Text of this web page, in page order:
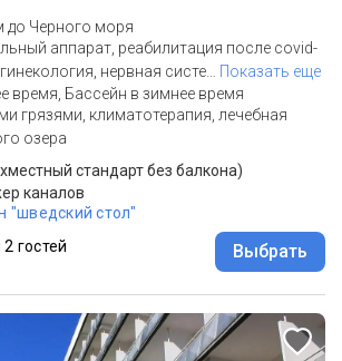
до Черного моря
аппарат, реабилитация после covid-
нервная систе… Показать еще
время, Бассейн в зимнее время
грязями, климатотерапия, лечебная
озера
стандарт без балкона)
каналов
"шведский стол"
гостей Выбрать